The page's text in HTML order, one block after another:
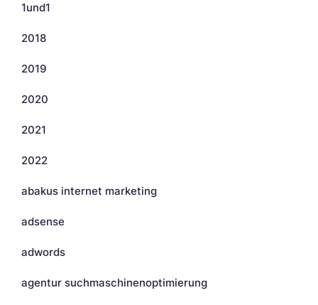
1und1
2018
2019
2020
2021
2022
abakus internet marketing
adsense
adwords
agentur suchmaschinenoptimierung